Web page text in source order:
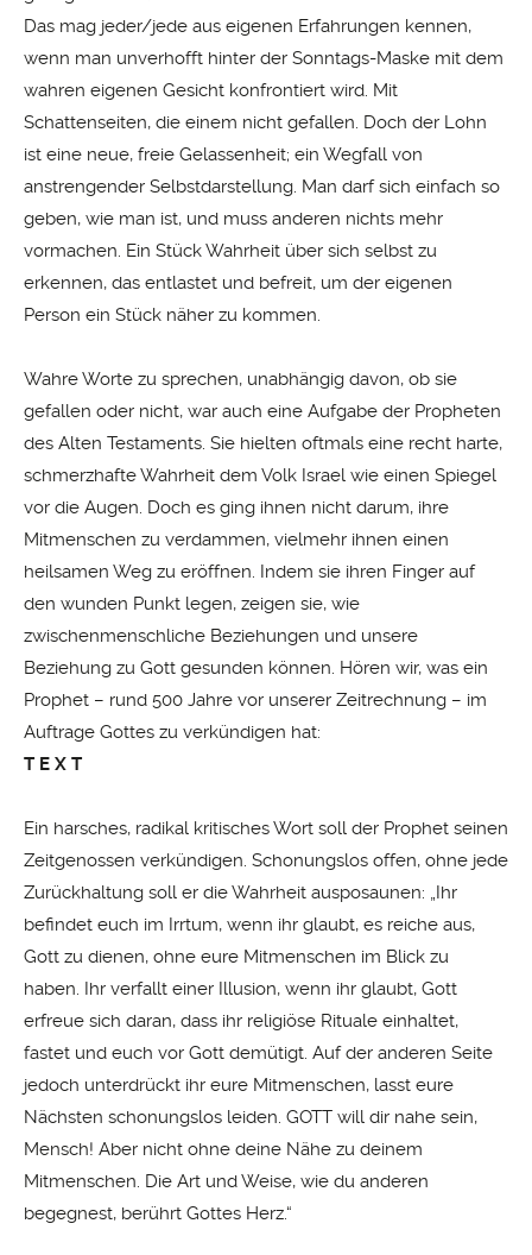
Das mag jeder/jede aus eigenen Erfahrungen kennen,
wenn man unverhofft hinter der Sonntags-Maske mit dem
wahren eigenen Gesicht konfrontiert wird. Mit
Schattenseiten, die einem nicht gefallen. Doch der Lohn
ist eine neue, freie Gelassenheit; ein Wegfall von
anstrengender Selbstdarstellung. Man darf sich einfach so
geben, wie man ist, und muss anderen nichts mehr
vormachen. Ein Stück Wahrheit über sich selbst zu
erkennen, das entlastet und befreit, um der eigenen
Person ein Stück näher zu kommen.
Wahre Worte zu sprechen, unabhängig davon, ob sie
gefallen oder nicht, war auch eine Aufgabe der Propheten
des Alten Testaments. Sie hielten oftmals eine recht harte,
schmerzhafte Wahrheit dem Volk Israel wie einen Spiegel
vor die Augen. Doch es ging ihnen nicht darum, ihre
Mitmenschen zu verdammen, vielmehr ihnen einen
heilsamen Weg zu eröffnen. Indem sie ihren Finger auf
den wunden Punkt legen, zeigen sie, wie
zwischenmenschliche Beziehungen und unsere
Beziehung zu Gott gesunden können. Hören wir, was ein
Prophet – rund 500 Jahre vor unserer Zeitrechnung – im
Auftrage Gottes zu verkündigen hat:
T E X T
Ein harsches, radikal kritisches Wort soll der Prophet seinen
Zeitgenossen verkündigen. Schonungslos offen, ohne jede
Zurückhaltung soll er die Wahrheit ausposaunen: „Ihr
befindet euch im Irrtum, wenn ihr glaubt, es reiche aus,
Gott zu dienen, ohne eure Mitmenschen im Blick zu
haben. Ihr verfallt einer Illusion, wenn ihr glaubt, Gott
erfreue sich daran, dass ihr religiöse Rituale einhaltet,
fastet und euch vor Gott demütigt. Auf der anderen Seite
jedoch unterdrückt ihr eure Mitmenschen, lasst eure
Nächsten schonungslos leiden. GOTT will dir nahe sein,
Mensch! Aber nicht ohne deine Nähe zu deinem
Mitmenschen. Die Art und Weise, wie du anderen
begegnest, berührt Gottes Herz.“